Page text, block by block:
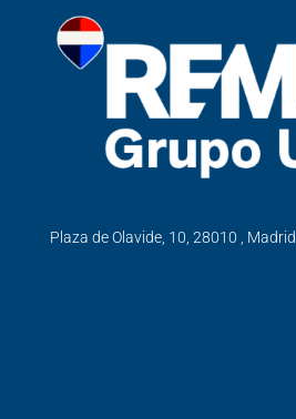
Plaza de Olavide, 10, 28010 , Madrid